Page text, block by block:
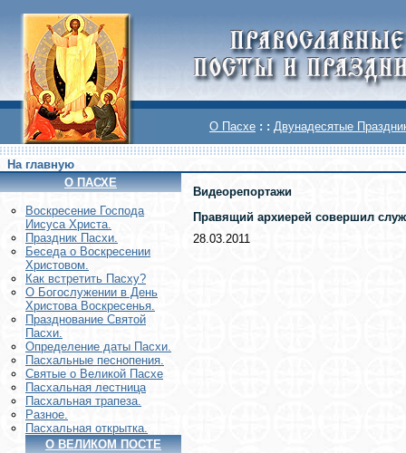
О Пасхе : : Двунадесятые
На главную
О ПАСХЕ
Воскреcение Господа
Иисуса Христа.
Праздник Пасхи.
Беседа о Воскресении
Христовом.
Как встретить Пасху?
О Богослужении в День
Христова Воскресенья.
Празднование Святой
Пасхи.
Определение даты Пасхи.
Пасхальные песнопения.
Святые о Великой Пасхе
Пасхальная лестница
Пасхальная трапеза.
Разное.
Пасхальная открытка.
О ВЕЛИКОМ ПОСТЕ
Видеорепортажи
Правящий архиерей совершил
28.03.2011